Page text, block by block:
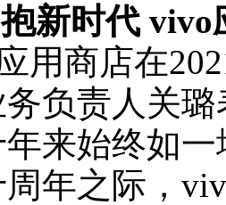
新时代
用商店在
负责人关
来始终如
年之际，